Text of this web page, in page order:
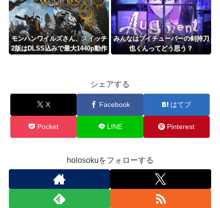
モンハンワイルズさん、スイッチ
2版はDLSS込みで最大1440p動作
みんなはブイチューバーの剣持刀
也くんってどう思う？
シェアする
X Facebook はてブ
Pocket LINE Pinterest
holosokuをフォローする